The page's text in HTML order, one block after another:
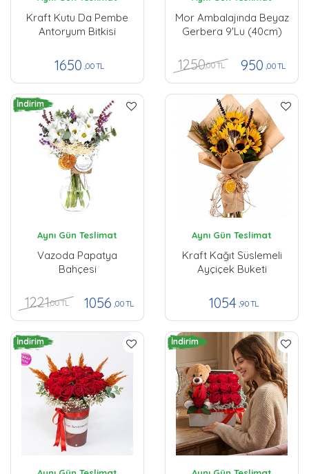
Kraft Kutu Da Pembe
Antoryum Bitkisi
1650 ,00 TL
Mor Ambalajında Beyaz
Gerbera 9'lu (40cm)
1250,00 TL 950 ,00 TL
İndirim
Aynı Gün Teslimat
Vazoda Papatya
Bahçesi
1221,00 TL 1056 ,00 TL
Aynı Gün Teslimat
Kraft Kağıt Süslemeli
Ayçiçek Buketi
1054 ,90 TL
İndirim İndirim